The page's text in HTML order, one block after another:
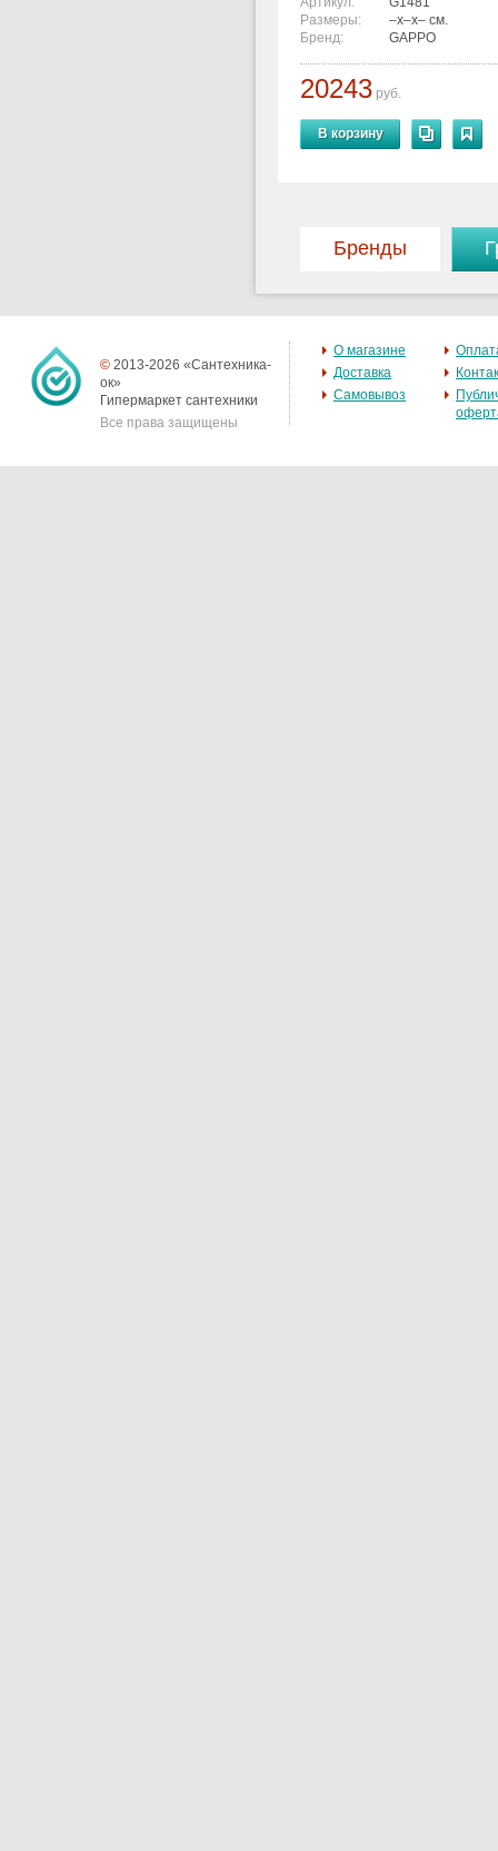
70°С
Размеры:
–x–x– см.
Бренд:
GAPPO
20243 руб.
В корзину
Бренды
© 2013-2026 «Сантехника-
ок»
Гипермаркет сантехники
Все права защищены
О магазине
Доставка
Самовывоз